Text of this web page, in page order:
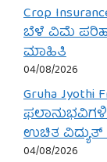
Crop
ಬೆಳೆ ವಿಮೆ
ಮಾಹಿತಿ
04/08/2026
Gruha Jyothi
ಉಚಿತ
04/08/2026